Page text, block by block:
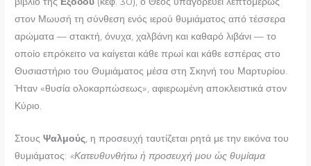
στον Μωυσή τη σύνθεση ενός ιερού θυμιάματος από τέσσερα
αρώματα — στακτή, όνυχα, χαλβάνη και καθαρό λιβάνι — το
οποίο επρόκειτο να καίγεται κάθε πρωί και κάθε εσπέρας στο
Θυσιαστήριο του Θυμιάματος μέσα στη Σκηνή του Μαρτυρίου.
Ήταν «θυσία ολοκαρπώσεως», αφιερωμένη αποκλειστικά στον
Κύριο.
ΣτουςΨαλμούς , η προσευχή ταυτίζεται ρητά με την εικόνα του
θυμιάματος: «Κατευθυνθήτω ἡ προσευχή μου ὡς θυμίαμα